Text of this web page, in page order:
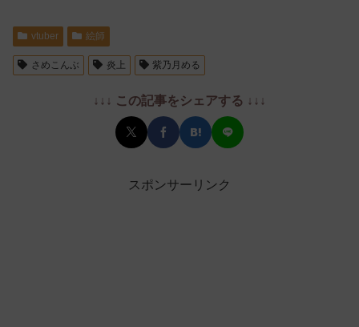
vtuber 絵師
さめこんぶ 炎上 紫乃月める
↓↓↓ この記事をシェアする ↓↓↓
スポンサーリンク